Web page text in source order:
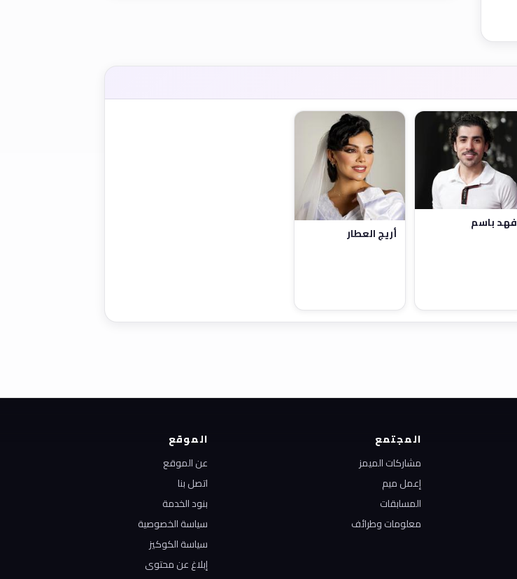
فهد باسم
أريج العطار
المجتمع
مشاركات الميمز
إعمل ميم
المسابقات
معلومات وطرائف
الموقع
عن الموقع
اتصل بنا
بنود الخدمة
سياسة الخصوصية
سياسة الكوكيز
إبلاغ عن محتوى